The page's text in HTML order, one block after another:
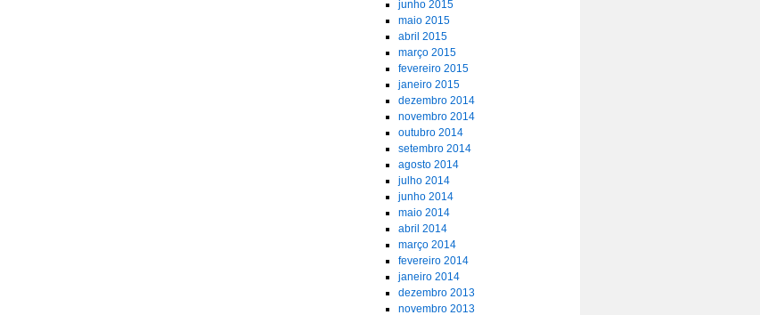
junho 2015
maio 2015
abril 2015
março 2015
fevereiro 2015
janeiro 2015
dezembro 2014
novembro 2014
outubro 2014
setembro 2014
agosto 2014
julho 2014
junho 2014
maio 2014
abril 2014
março 2014
fevereiro 2014
janeiro 2014
dezembro 2013
novembro 2013